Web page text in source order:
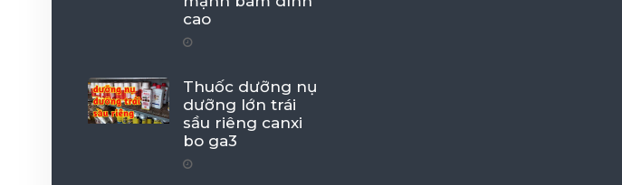
cao
Thuốc dưỡng nụ
dưỡng lớn trái
sầu riêng canxi
bo ga3